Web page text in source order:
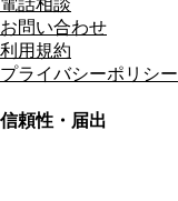
お問い合わせ
利用規約
プライバシーポリシー
信頼性・届出